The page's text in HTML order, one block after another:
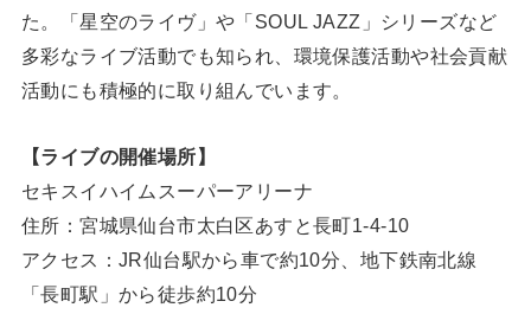
た。「星空のライヴ」や「SOUL JAZZ」シリーズなど
多彩なライブ活動でも知られ、環境保護活動や社会貢献
活動にも積極的に取り組んでいます。
【ライブの開催場所】
セキスイハイムスーパーアリーナ
住所：宮城県仙台市太白区あすと長町1-4-10
アクセス：JR仙台駅から車で約10分、地下鉄南北線
「長町駅」から徒歩約10分